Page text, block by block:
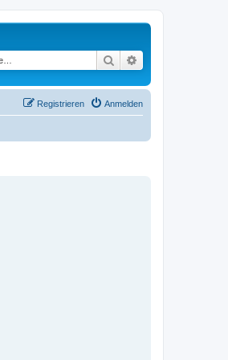
Suche
Anmelden
Registrieren